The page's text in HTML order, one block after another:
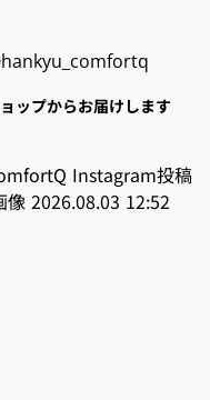
ップからお届けします